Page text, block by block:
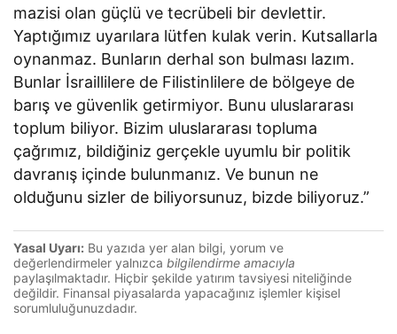
mazisi olan güçlü ve tecrübeli bir devlettir.
Yaptığımız uyarılara lütfen kulak verin. Kutsallarla
oynanmaz. Bunların derhal son bulması lazım.
Bunlar İsraillilere de Filistinlilere de bölgeye de
barış ve güvenlik getirmiyor. Bunu uluslararası
toplum biliyor. Bizim uluslararası topluma
çağrımız, bildiğiniz gerçekle uyumlu bir politik
davranış içinde bulunmanız. Ve bunun ne
olduğunu sizler de biliyorsunuz, bizde biliyoruz.”
Yasal Uyarı: Bu yazıda yer alan bilgi, yorum ve
değerlendirmeler yalnızca bilgilendirme amacıyla
paylaşılmaktadır. Hiçbir şekilde yatırım tavsiyesi niteliğinde
değildir. Finansal piyasalarda yapacağınız işlemler kişisel
sorumluluğunuzdadır.